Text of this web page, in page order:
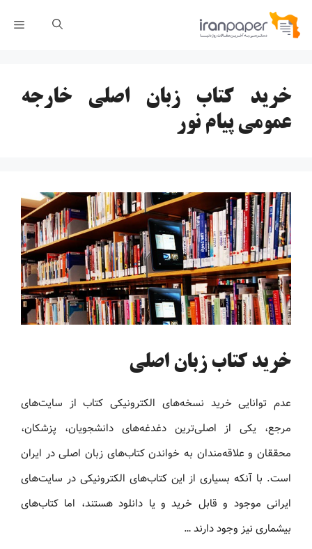
پرش
خرید کتاب زبان اصلی خارجه
عمومی پیام نور
خرید کتاب زبان اصلی
عدم توانایی خرید نسخه‌های الکترونیکی کتاب‌ از سایت‌های
مرجع، یکی از اصلی‌ترین دغدغه‌های دانشجویان، پزشکان،
محققان و علاقه‌مندان به خواندن کتاب‌های زبان اصلی در ایران
است. با آنکه بسیاری از این کتاب‌های الکترونیکی در سایت‌های
ایرانی موجود و قابل خرید و یا دانلود هستند، اما کتاب‌های
بیشماری نیز وجود دارند …